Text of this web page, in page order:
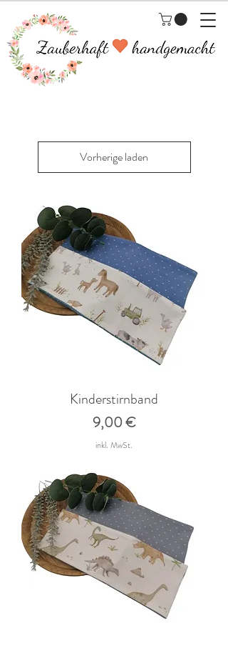
Vorherige laden
Kinderstirnband
Preis
9,00 €
inkl. MwSt.